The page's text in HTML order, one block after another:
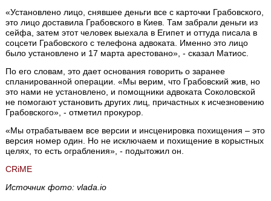
«Установлено лицо, снявшее деньги все с карточки Грабовского,
это лицо доставила Грабовского в Киев. Там забрали деньги из
сейфа, затем этот человек выехала в Египет и оттуда писала в
соцсети Грабовского с телефона адвоката. Именно это лицо
было установлено и 17 марта арестовано», - сказал Матиос.
По его словам, это дает основания говорить о заранее
спланированной операции. «Мы верим, что Грабовский жив, но
это нами не установлено, и помощники адвоката Соколовской
не помогают установить других лиц, причастных к исчезновению
Грабовского», - отметил прокурор.
«Мы отрабатываем все версии и инсценировка похищения – это
версия номер один. Но не исключаем и похищение в корыстных
целях, то есть ограбления», - подытожил он.
CRiME
Источник фото: vlada.io